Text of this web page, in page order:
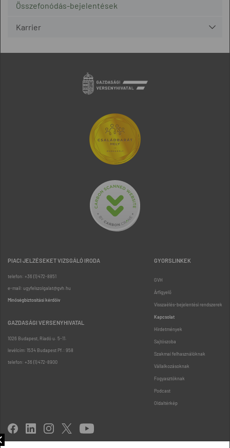
Összefonódás-bejelentések
Karrier
PIACI JELZÉSEKET VIZSGÁLÓ IRODA
telefon: +36 (1) 472-8851
e-mail: ugyfelszolgalat@gvh.hu
Minőségbiztosítási kérdőív
GAZDASÁGI VERSENYHIVATAL
1026 Budapest, Riadó u. 5-11.
levélcím: 1534 Budapest Pf.: 958
telefon: +36 (1) 472-8900
GYORSLINKEK
GVH
Árfigyelő
Visszaélés-bejelentési rendszerek
Kapcsolat
Hirdetmények
Sajtószoba
Szakmai felhasználóknak
Vállalkozásoknak
Fogyasztóknak
Podcast
Oldaltérkép